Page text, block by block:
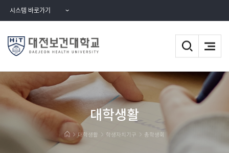
시스템 바로가기
대학생활
대학생활 학생자치기구 총학생회